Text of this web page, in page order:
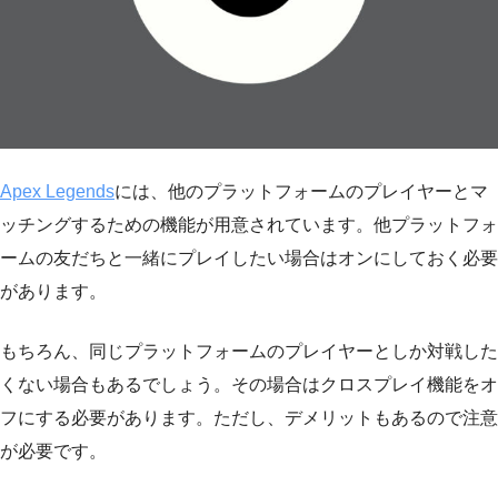
Apex Legendsには、他のプラットフォームのプレイヤーとマ
ッチングするための機能が用意されています。他プラットフォ
ームの友だちと一緒にプレイしたい場合はオンにしておく必要
があります。
もちろん、同じプラットフォームのプレイヤーとしか対戦した
くない場合もあるでしょう。その場合はクロスプレイ機能をオ
フにする必要があります。ただし、デメリットもあるので注意
が必要です。